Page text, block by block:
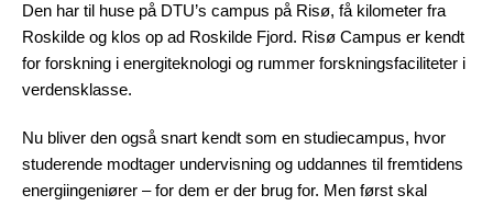
Den har til huse på DTU’s campus på Risø, få kilometer fra
Roskilde og klos op ad Roskilde Fjord. Risø Campus er kendt
for forskning i energiteknologi og rummer forskningsfaciliteter i
verdensklasse.
Nu bliver den også snart kendt som en studiecampus, hvor
studerende modtager undervisning og uddannes til fremtidens
energiingeniører – for dem er der brug for. Men først skal